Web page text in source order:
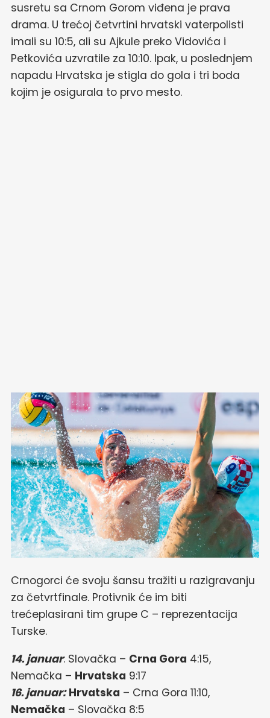
susretu sa Crnom Gorom viđena je prava
drama. U trećoj četvrtini hrvatski vaterpolisti
imali su 10:5, ali su Ajkule preko Vidovića i
Petkovića uzvratile za 10:10. Ipak, u poslednjem
napadu Hrvatska je stigla do gola i tri boda
kojim je osigurala to prvo mesto.
Crnogorci će svoju šansu tražiti u razigravanju
za četvrtfinale. Protivnik će im biti
trećeplasirani tim grupe C – reprezentacija
Turske.
14. januar: Slovačka – Crna Gora 4:15,
Nemačka – Hrvatska 9:17
16. januar: Hrvatska – Crna Gora 11:10,
Nemačka – Slovačka 8:5